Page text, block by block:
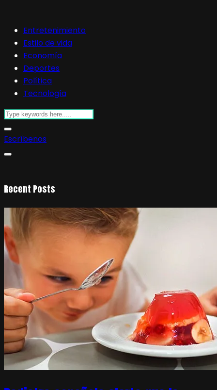
Entretenimiento
Estilo de vida
Economía
Deportes
Política
Tecnología
Escríbenos
Recent Posts